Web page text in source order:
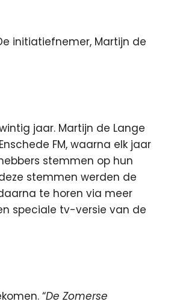
initiatiefnemer, Martijn de
jaar. Martijn de Lange
FM, waarna elk jaar
stemmen op hun
stemmen werden de
te horen via meer
speciale tv-versie van de
“De Zomerse